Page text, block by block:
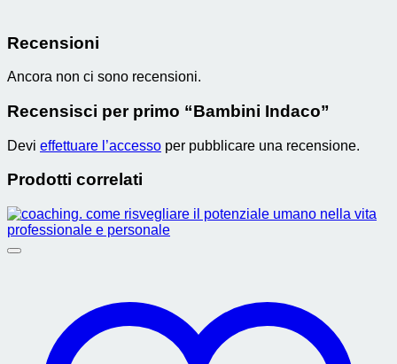
Recensioni
Ancora non ci sono recensioni.
Recensisci per primo “Bambini Indaco”
Devi effettuare l’accesso per pubblicare una recensione.
Prodotti correlati